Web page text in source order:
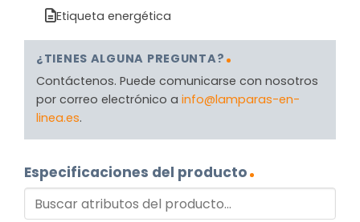
Etiqueta energética
¿TIENES ALGUNA PREGUNTA?
Contáctenos. Puede comunicarse con nosotros
por correo electrónico a info@lamparas-en-
linea.es.
Especificaciones del producto